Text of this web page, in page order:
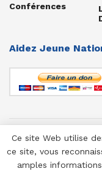
Conférences
Aidez Jeune
© 1958-2025 Jeune Nation
Ce site Web utilise
ce site, vous
amples